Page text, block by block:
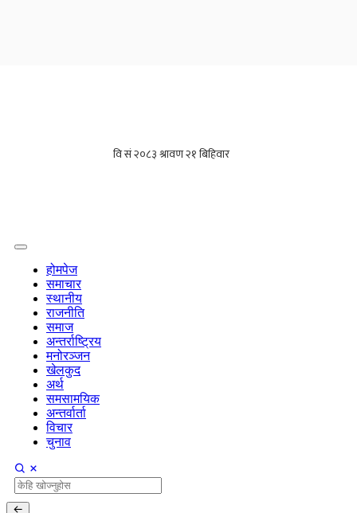
होमपेज
समाचार
स्थानीय
राजनीति
समाज
अन्तर्राष्ट्रिय
मनोरञ्जन
खेलकुद
अर्थ
समसामयिक
अन्तर्वार्ता
विचार
चुनाव